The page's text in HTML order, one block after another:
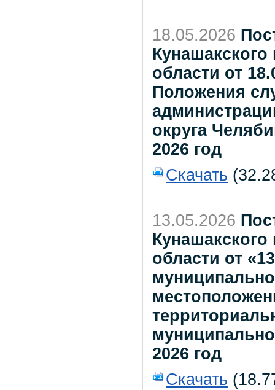
18.05.2026
области от
Положения
округа
2026 год
Скачать
13.05.2026
области от
2026 год
Скачать